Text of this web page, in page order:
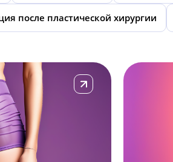
после пластической хирургии
Подробнее